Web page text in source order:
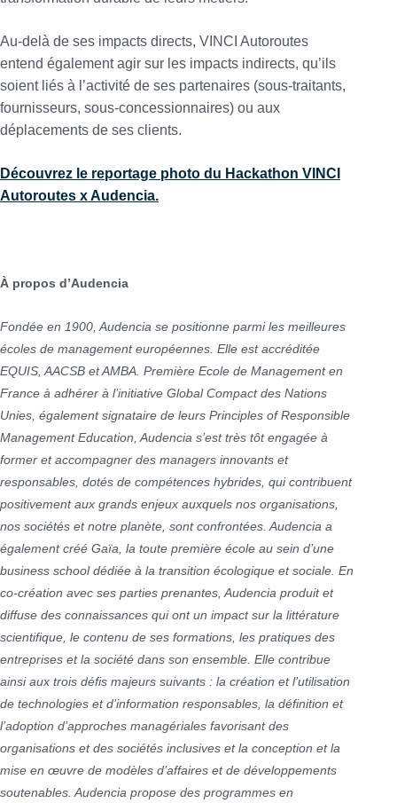
Au-delà de ses impacts directs, VINCI Autoroutes
entend également agir sur les impacts indirects, qu’ils
soient liés à l’activité de ses partenaires (sous-traitants,
fournisseurs, sous-concessionnaires) ou aux
déplacements de ses clients.
Découvrez le reportage photo du Hackathon VINCI
Autoroutes x Audencia.
À propos d’Audencia
Fondée en 1900, Audencia se positionne parmi les meilleures
écoles de management européennes. Elle est accréditée
EQUIS, AACSB et AMBA. Première Ecole de Management en
France à adhérer à l’initiative Global Compact des Nations
Unies, également signataire de leurs Principles of Responsible
Management Education, Audencia s’est très tôt engagée à
former et accompagner des managers innovants et
responsables, dotés de compétences hybrides, qui contribuent
positivement aux grands enjeux auxquels nos organisations,
nos sociétés et notre planète, sont confrontées. Audencia a
également créé Gaïa, la toute première école au sein d’une
business school dédiée à la transition écologique et sociale. En
co-création avec ses parties prenantes, Audencia produit et
diffuse des connaissances qui ont un impact sur la littérature
scientifique, le contenu de ses formations, les pratiques des
entreprises et la société dans son ensemble. Elle contribue
ainsi aux trois défis majeurs suivants : la création et l’utilisation
de technologies et d’information responsables, la définition et
l’adoption d’approches managériales favorisant des
organisations et des sociétés inclusives et la conception et la
mise en œuvre de modèles d’affaires et de développements
soutenables. Audencia propose des programmes en